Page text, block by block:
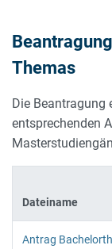
Themas
Die
entsprechenden
Dateiname
Antrag